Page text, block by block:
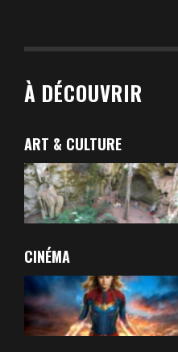
À DÉCOUVRIR
ART & CULTURE
CINÉMA